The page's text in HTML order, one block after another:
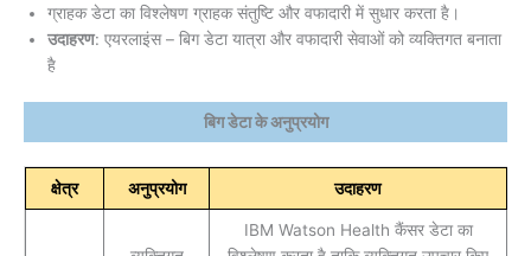
ग्राहक डेटा का विश्लेषण ग्राहक संतुष्टि और वफादारी में सुधार करता है।
उदाहरण: एयरलाइंस – बिग डेटा यात्रा और वफादारी सेवाओं को व्यक्तिगत बनाता
है
बिग डेटा के अनुप्रयोग
क्षेत्र अनुप्रयोग उदाहरण
IBM Watson Health कैंसर डेटा का